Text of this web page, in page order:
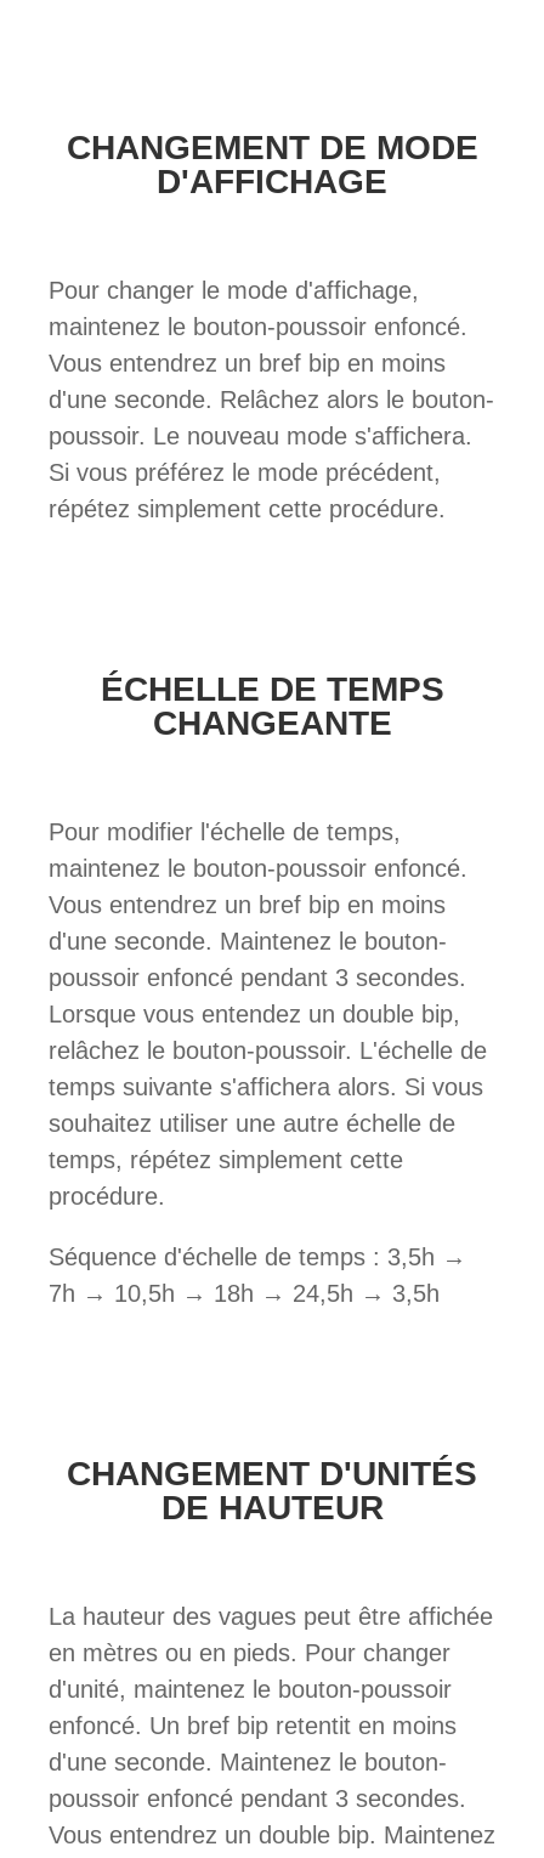
CHANGEMENT DE MODE
D'AFFICHAGE
Pour changer le mode d'affichage,
maintenez le bouton-poussoir enfoncé.
Vous entendrez un bref bip en moins
d'une seconde. Relâchez alors le bouton-
poussoir. Le nouveau mode s'affichera.
Si vous préférez le mode précédent,
répétez simplement cette procédure.
ÉCHELLE DE TEMPS
CHANGEANTE
Pour modifier l'échelle de temps,
maintenez le bouton-poussoir enfoncé.
Vous entendrez un bref bip en moins
d'une seconde. Maintenez le bouton-
poussoir enfoncé pendant 3 secondes.
Lorsque vous entendez un double bip,
relâchez le bouton-poussoir. L'échelle de
temps suivante s'affichera alors. Si vous
souhaitez utiliser une autre échelle de
temps, répétez simplement cette
procédure.
Séquence d'échelle de temps : 3,5h →
7h → 10,5h → 18h → 24,5h → 3,5h
CHANGEMENT D'UNITÉS
DE HAUTEUR
La hauteur des vagues peut être affichée
en mètres ou en pieds. Pour changer
d'unité, maintenez le bouton-poussoir
enfoncé. Un bref bip retentit en moins
d'une seconde. Maintenez le bouton-
poussoir enfoncé pendant 3 secondes.
Vous entendrez un double bip. Maintenez